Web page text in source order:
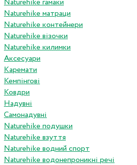
Naturehike гамаки
Naturehike матраци
Naturehike контейнери
Naturehike візочки
Naturehike килимки
Аксесуари
Каремати
Кемпінгові
Ковдри
Надувні
Самонадувні
Naturehike подушки
Naturehike взуття
Naturehike водний спорт
Naturehike водонепроникні речі